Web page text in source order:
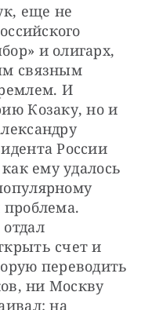
еще не
и олигарх,
связным
И
Козаку, но и
России
ему удалось
счет и
переводить
ни Москву
на